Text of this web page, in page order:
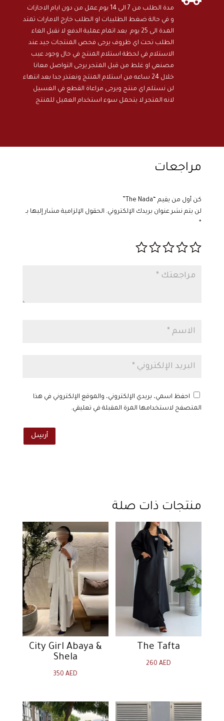
مدة الطلب من 7 الى 14 يوم عمل من دون ايام الاجازات
و في حالة ضغط الطلبيات او الطلب خارج الامارات تمتد
المدة الى 25 يوم بعد اتمام عملية الدفع لا نقبل الغاء
الطلب تحت اي ظروف يرجى فحص المنتجات جيد عند
الاستلام في لحظة استلام المنتج في حال وجود عيب
مصنعي او غلط من قبل المتجر يرجى التواصل معانا
خلال 24 ساعه من استلام المنتج ونعتذر جدا بعد انتهاء
لن نستلم اي منتج ويرجى مراعاة القطع في الغسيل
لانه المتجر لا يتحمل سوء استخدام العميل للمنتج
مراجعات
كن أول من يقيم “The Nada”
لن يتم نشر عنوان بريدك الإلكتروني. الحقول الإلزامية مشار إليها بـ
*
احفظ اسمي، بريدي الإلكتروني، والموقع الإلكتروني في هذا
المتصفح لاستخدامها المرة المقبلة في تعليقي.
أرسِل
منتجات ذات صلة
The Tafta
260AED
City Girl Abaya &
Shela
350AED